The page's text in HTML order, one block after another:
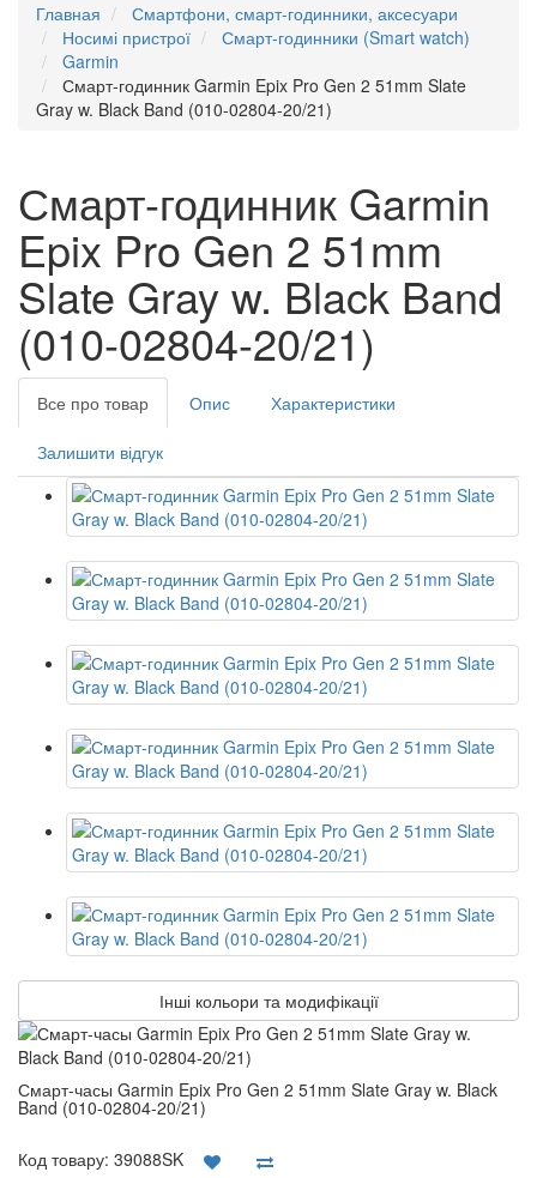
Главная
Смартфони, смарт-годинники, аксесуари
Носимі пристрої
Смарт-годинники (Smart watch)
Garmin
Смарт-годинник Garmin Epix Pro Gen 2 51mm Slate
Gray w. Black Band (010-02804-20/21)
Смарт-годинник Garmin
Epix Pro Gen 2 51mm
Slate Gray w. Black Band
(010-02804-20/21)
Все про товар Опис Характеристики
Залишити відгук
Інші кольори та модифікації
Смарт-часы Garmin Epix Pro Gen 2 51mm Slate Gray w. Black
Band (010-02804-20/21)
Код товару: 39088SK